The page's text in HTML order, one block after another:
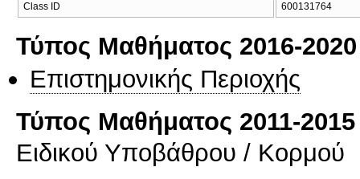
Class ID 600131764
Τύπος Μαθήματος 2016-2020
Επιστημονικής Περιοχής
Τύπος Μαθήματος 2011-2015
Ειδικού Υποβάθρου / Κορμού